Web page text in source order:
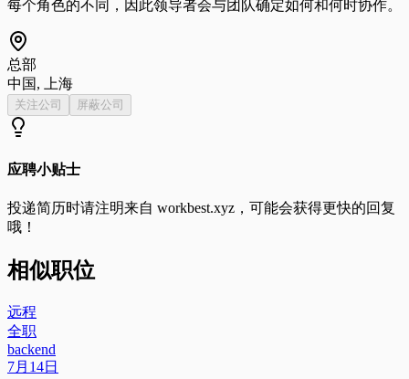
每个角色的不同，因此领导者会与团队确定如何和何时协作。
总部
中国, 上海
关注公司 屏蔽公司
应聘小贴士
投递简历时请注明来自 workbest.xyz ，可能会获得更快的回复
哦！
相似职位
远程
全职
backend
7月14日